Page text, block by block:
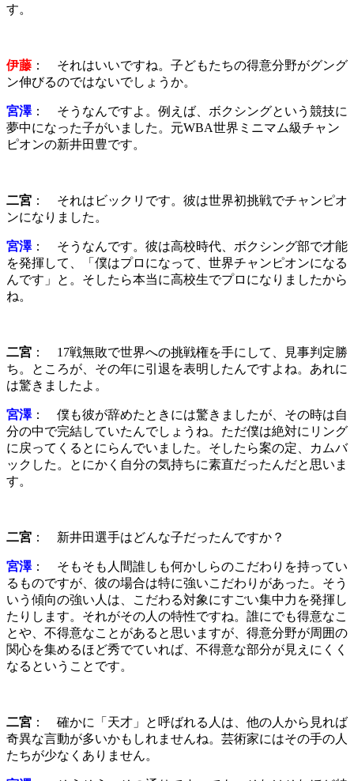
す。
伊藤 ： それはいいですね。子どもたちの得意分野がグング
ン伸びるのではないでしょうか。
宮澤： そうなんですよ。例えば、ボクシングという競技に
夢中になった子がいました。元WBA世界ミニマム級チャン
ピオンの新井田豊です。
二宮 ： それはビックリです。彼は世界初挑戦でチャンピオ
ンになりました。
宮澤： そうなんです。彼は高校時代、ボクシング部で才能
を発揮して、「僕はプロになって、世界チャンピオンになる
んです」と。そしたら本当に高校生でプロになりましたから
ね。
二宮 ： 17戦無敗で世界への挑戦権を手にして、見事判定勝
ち。ところが、その年に引退を表明したんですよね。あれに
は驚きましたよ。
宮澤： 僕も彼が辞めたときには驚きましたが、その時は自
分の中で完結していたんでしょうね。ただ僕は絶対にリング
に戻ってくるとにらんでいました。そしたら案の定、カムバ
ックした。とにかく自分の気持ちに素直だったんだと思いま
す。
二宮 ： 新井田選手はどんな子だったんですか？
宮澤： そもそも人間誰しも何かしらのこだわりを持ってい
るものですが、彼の場合は特に強いこだわりがあった。そう
いう傾向の強い人は、こだわる対象にすごい集中力を発揮し
たりします。それがその人の特性ですね。誰にでも得意なこ
とや、不得意なことがあると思いますが、得意分野が周囲の
関心を集めるほど秀でていれば、不得意な部分が見えにくく
なるということです。
二宮 ： 確かに「天才」と呼ばれる人は、他の人から見れば
奇異な言動が多いかもしれませんね。芸術家にはその手の人
たちが少なくありません。